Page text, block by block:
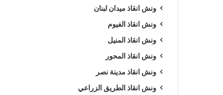
ونش انقاذ ميدان لبنان
ونش انقاذ الفيوم
ونش انقاذ المنيل
ونش انقاذ المحور
ونش انقاذ مدينة نصر
ونش انقاذ الطريق الزراعي